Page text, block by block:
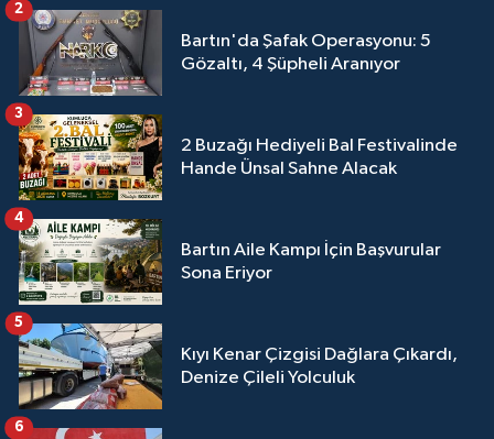
Bartın'da Şafak Operasyonu: 5
Gözaltı, 4 Şüpheli Aranıyor
2
2 Buzağı Hediyeli Bal Festivalinde
Hande Ünsal Sahne Alacak
3
Bartın Aile Kampı İçin Başvurular
Sona Eriyor
4
Kıyı Kenar Çizgisi Dağlara Çıkardı,
Denize Çileli Yolculuk
5
6